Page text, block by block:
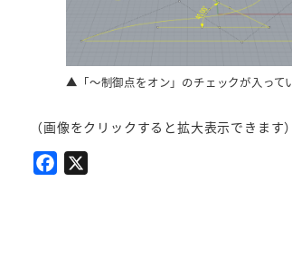
▲「～制御点をオン」のチェックが入って
（画像をクリックすると拡大表示できます）